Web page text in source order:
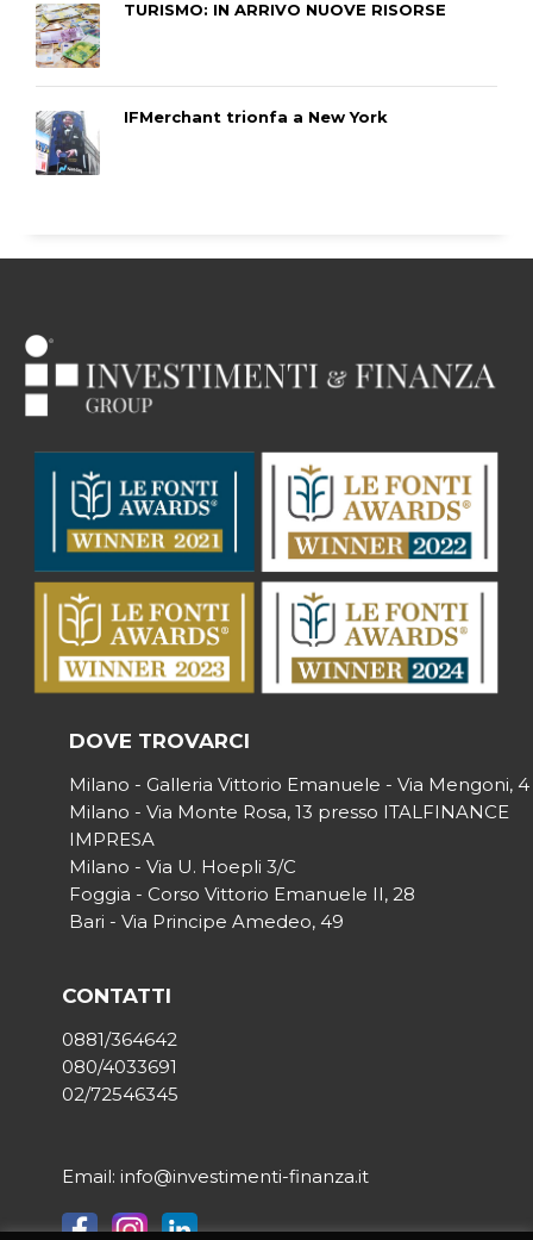
TURISMO: IN ARRIVO NUOVE RISORSE
IFMerchant trionfa a New York
DOVE TROVARCI
Milano - Galleria Vittorio Emanuele - Via Mengoni, 4
Milano - Via Monte Rosa, 13 presso ITALFINANCE
IMPRESA
Milano - Via U. Hoepli 3/C
Foggia - Corso Vittorio Emanuele II, 28
Bari - Via Principe Amedeo, 49
CONTATTI
0881/364642
080/4033691
02/72546345
Email: info@investimenti-finanza.it